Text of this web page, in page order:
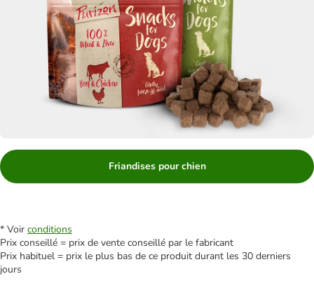
Friandises pour chien
* Voir conditions
Prix conseillé = prix de vente conseillé par le fabricant
Prix habituel = prix le plus bas de ce produit durant les 30 derniers
jours